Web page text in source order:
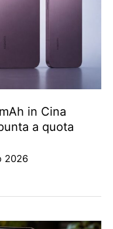
in Cina
a quota
2026